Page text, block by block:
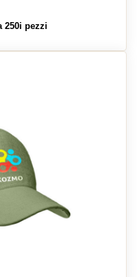
250i pezzi